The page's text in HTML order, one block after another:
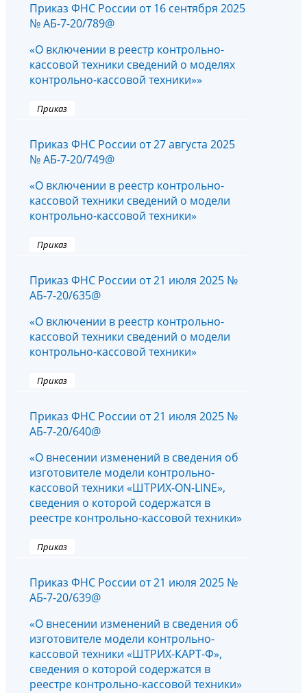
Приказ ФНС России от 16 сентября 2025
№ АБ-7-20/789@
«О включении в реестр контрольно-
кассовой техники сведений о моделях
контрольно-кассовой техники»»
Приказ
Приказ ФНС России от 27 августа 2025
№ АБ-7-20/749@
«О включении в реестр контрольно-
кассовой техники сведений о модели
контрольно-кассовой техники»
Приказ
Приказ ФНС России от 21 июля 2025 №
АБ-7-20/635@
«О включении в реестр контрольно-
кассовой техники сведений о модели
контрольно-кассовой техники»
Приказ
Приказ ФНС России от 21 июля 2025 №
АБ-7-20/640@
«О внесении изменений в сведения об
изготовителе модели контрольно-
кассовой техники «ШТРИХ-ON-LINE»,
сведения о которой содержатся в
реестре контрольно-кассовой техники»
Приказ
Приказ ФНС России от 21 июля 2025 №
АБ-7-20/639@
«О внесении изменений в сведения об
изготовителе модели контрольно-
кассовой техники «ШТРИХ-КАРТ-Ф»,
сведения о которой содержатся в
реестре контрольно-кассовой техники»